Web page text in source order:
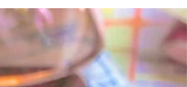
Dubaj, jedno z najbardziej dynamicznych
miast świata, przyciąga swoim luksusem i
nowoczesną architekturą. To miejsce
nie tylko...